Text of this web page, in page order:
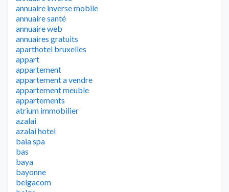
annuaire inverse mobile
annuaire santé
annuaire web
annuaires gratuits
aparthotel bruxelles
appart
appartement
appartement a vendre
appartement meuble
appartements
atrium immobilier
azalai
azalai hotel
baia spa
bas
baya
bayonne
belgacom